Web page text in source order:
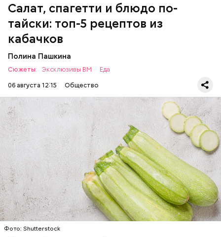
Салат, спагетти и блюдо по-
тайски: топ-5 рецептов из
кабачков
Полина Пашкина
Сюжеты: Эксклюзивы ВМ
Еда
06 августа 12:15
Общество
Фото: Shutterstock
Ингредиенты:
ЕДА ОВОЩИ РЕЦЕПТЫ